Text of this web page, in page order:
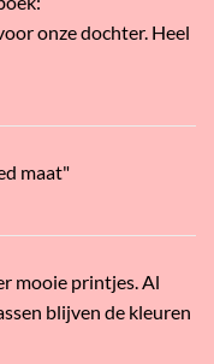
onze dochter. Heel
maat"
mooie printjes. Al
blijven de kleuren